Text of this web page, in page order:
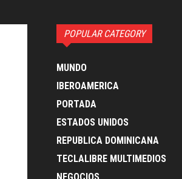
POPULAR CATEGORY
MUNDO
IBEROAMERICA
PORTADA
ESTADOS UNIDOS
REPUBLICA DOMINICANA
TECLALIBRE MULTIMEDIOS